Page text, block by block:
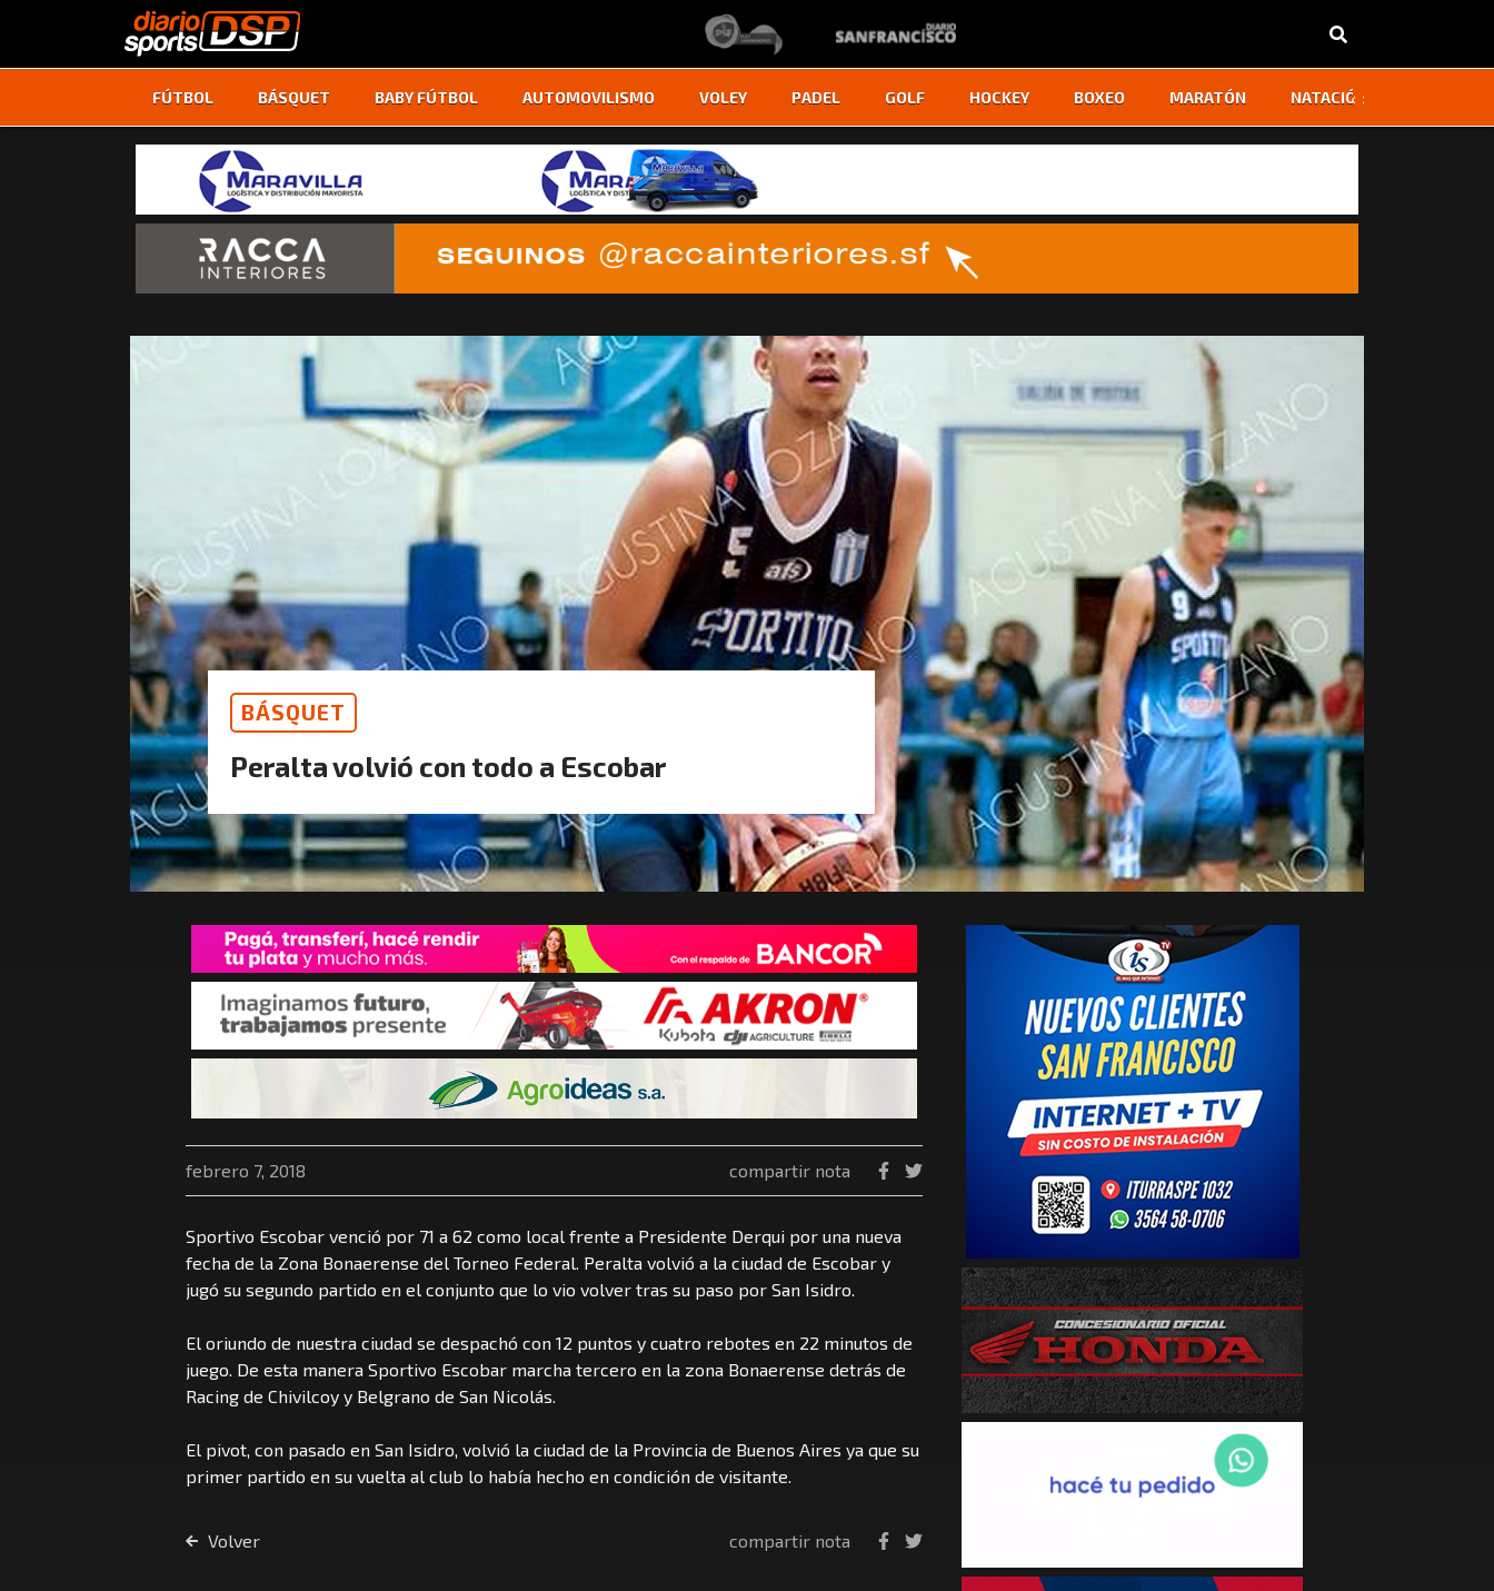
FÚTBOL BÁSQUET BABY FÚTBOL AUTOMOVILISMO VOLEY PADEL GOLF HOCKEY BOXEO MARATÓN NATACIÓN
‹ ›
BÁSQUET
Peralta volvió con todo a Escobar
febrero 7, 2018 compartir nota
Sportivo Escobar venció por 71 a 62 como local frente a Presidente Derqui por una nueva
fecha de la Zona Bonaerense del Torneo Federal. Peralta volvió a la ciudad de Escobar y
jugó su segundo partido en el conjunto que lo vio volver tras su paso por San Isidro.
El oriundo de nuestra ciudad se despachó con 12 puntos y cuatro rebotes en 22 minutos de
juego. De esta manera Sportivo Escobar marcha tercero en la zona Bonaerense detrás de
Racing de Chivilcoy y Belgrano de San Nicolás.
El pivot, con pasado en San Isidro, volvió la ciudad de la Provincia de Buenos Aires ya que su
primer partido en su vuelta al club lo había hecho en condición de visitante.
Volver compartir nota